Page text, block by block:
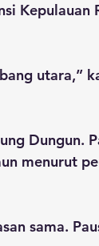
Kepulauan
utara,”
Dungun.
menurut
sama.